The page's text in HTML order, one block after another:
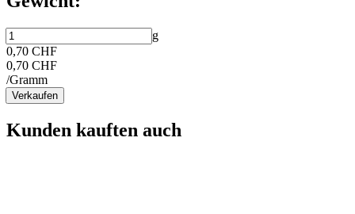
g
0,70 CHF
0,70 CHF
/Gramm
Verkaufen
Kunden kauften auch